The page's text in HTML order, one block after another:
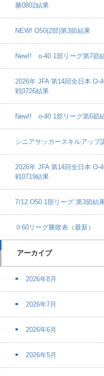
勝0802結果
NEW! O50(2部)第3節結果
New!! o-40 1部リーグ第7節
2026年 JFA 第14回全日本 O-
戦0726結果
New!! o-40 1部リーグ第6節
シニアサッカースキルアップ
2026年 JFA 第14回全日本 O-
戦0719結果
7/12 O50 1部リーグ 第3節結
０60リーグ勝敗表（最新）
アーカイブ
2026年8月
2026年7月
2026年6月
2026年5月